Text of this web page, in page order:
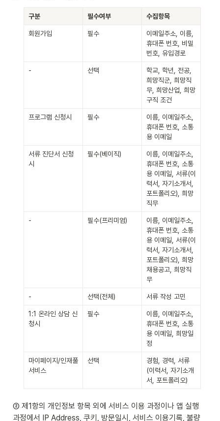
구분 필수여부 수집항목
회원가입 필수
이메일주소, 이름,
휴대폰 번호, 비밀
번호, 유입경로
- 선택
학교, 학년, 전공,
희망직군, 희망직
무, 희망산업, 희망
구직 조건
프로그램 신청시 필수
이름, 이메일주소,
휴대폰 번호, 소통
용 이메일
서류 진단서 신청
시
필수(베이직)
이름, 이메일주소,
휴대폰 번호, 소통
용 이메일, 서류(이
력서, 자기소개서,
포트폴리오), 희망
직무
- 필수(프리미엄)
이름, 이메일주소,
휴대폰 번호, 소통
용 이메일, 서류(이
력서, 자기소개서,
포트폴리오), 희망
채용공고, 희망직
무
- 선택(전체) 서류 작성 고민
1:1 온라인 상담 신
청시
필수
이름, 이메일주소,
휴대폰 번호, 소통
용 이메일, 희망일
정
마이페이지/인재풀
서비스
선택
경험, 경력, 서류
(이력서, 자기소개
서, 포트폴리오)
② 제1항의 개인정보 항목 외에 서비스 이용 과정이나 앱 실행
과정에서 IP Address, 쿠키, 방문일시, 서비스 이용기록, 불량